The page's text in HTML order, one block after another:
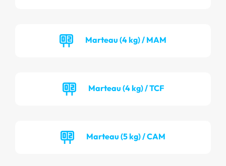
Marteau (4 kg) / MAM
Marteau (4 kg) / TCF
Marteau (5 kg) / CAM